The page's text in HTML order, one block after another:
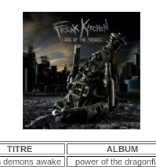
TITRE
ALBUM
demons awake
power of the